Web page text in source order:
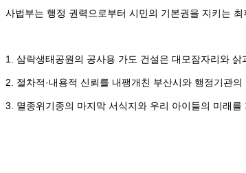
사법부는 행정 권력으로부터 시민의 기본권을 지키는
1. 삼락생태공원의 공사용 가도 건설은 대모잠자리와
2. 절차적·내용적 신뢰를 내팽개친 부산시와 행정기관
3. 멸종위기종의 마지막 서식지와 우리 아이들의 미래를